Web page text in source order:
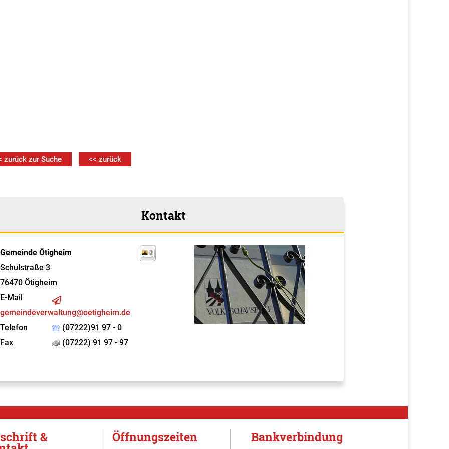
zurück zur Suche << zurück
Kontakt
Gemeinde Ötigheim
Schulstraße 3
76470 Ötigheim
E-Mail
gemeindeverwaltung@oetigheim.de
Telefon
(07222)91 97 - 0
Fax
(07222) 91 97 - 97
& Öffnungszeiten Bankverbindung